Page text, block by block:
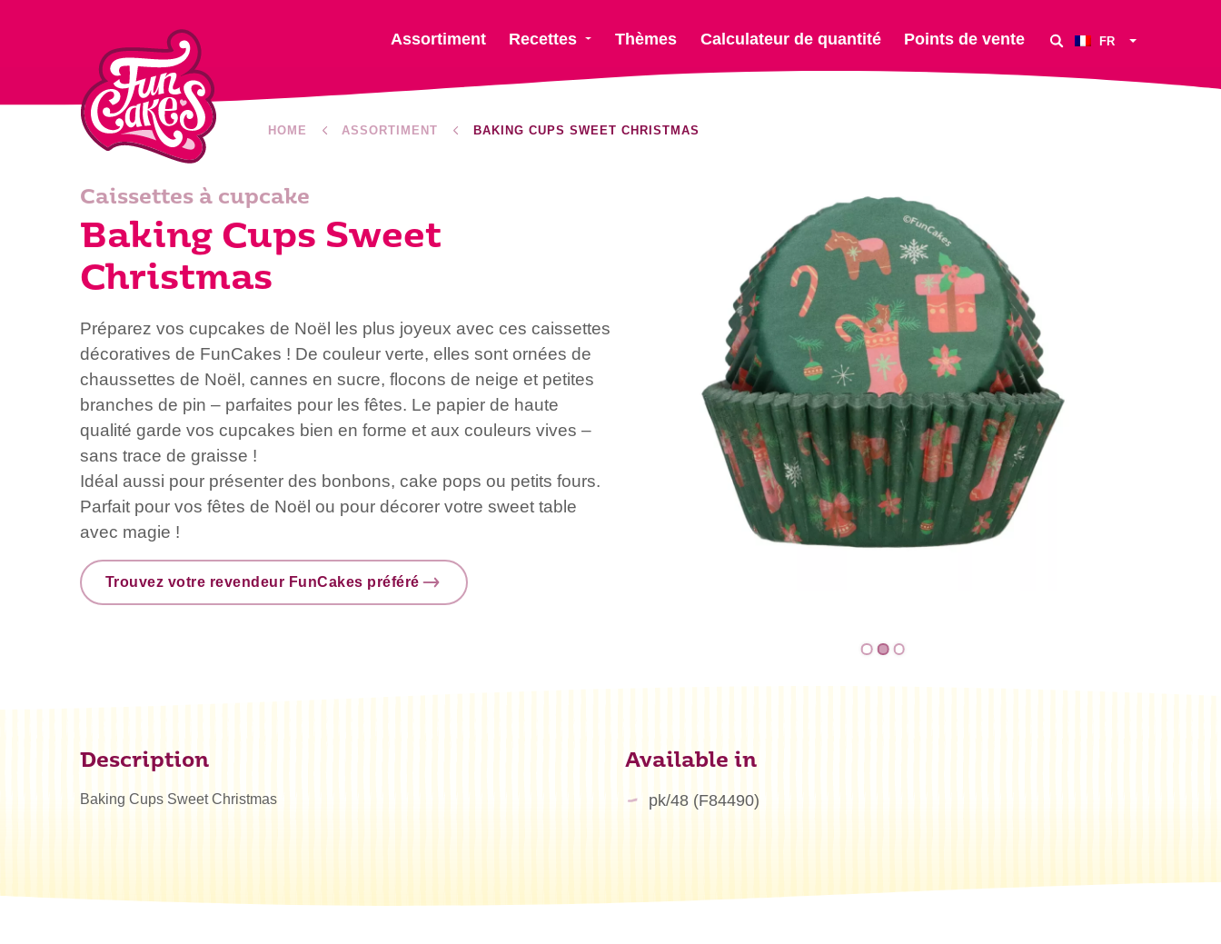
Assortiment Recettes Thèmes Calculateur de quantité Points de vente FR
HOME ASSORTIMENT BAKING CUPS SWEET CHRISTMAS
Caissettes à cupcake
Baking Cups Sweet
Christmas
Préparez vos cupcakes de Noël les plus joyeux avec ces caissettes
décoratives de FunCakes ! De couleur verte, elles sont ornées de
chaussettes de Noël, cannes en sucre, flocons de neige et petites
branches de pin – parfaites pour les fêtes. Le papier de haute
qualité garde vos cupcakes bien en forme et aux couleurs vives –
sans trace de graisse !
Idéal aussi pour présenter des bonbons, cake pops ou petits fours.
Parfait pour vos fêtes de Noël ou pour décorer votre sweet table
avec magie !
Trouvez votre revendeur FunCakes préféré
Description
Baking Cups Sweet Christmas
Available in
pk/48 (F84490)